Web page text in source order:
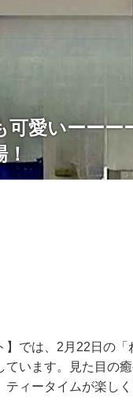
可愛いーー
】では、2月22日の
ています。見た目の
ティータイムが楽し